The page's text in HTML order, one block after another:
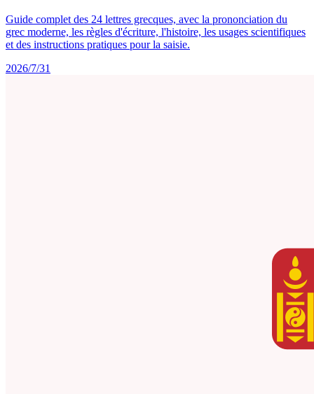
Guide complet des 24 lettres grecques, avec la prononciation du
grec moderne, les règles d'écriture, l'histoire, les usages scientifiques
et des instructions pratiques pour la saisie.
2026/7/31